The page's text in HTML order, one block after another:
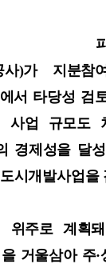
파주도
사)가 지분참
서 타당성 검
사업 규모도
경제성을 달
시개발사업을
위주로 계획
거울삼아 주·